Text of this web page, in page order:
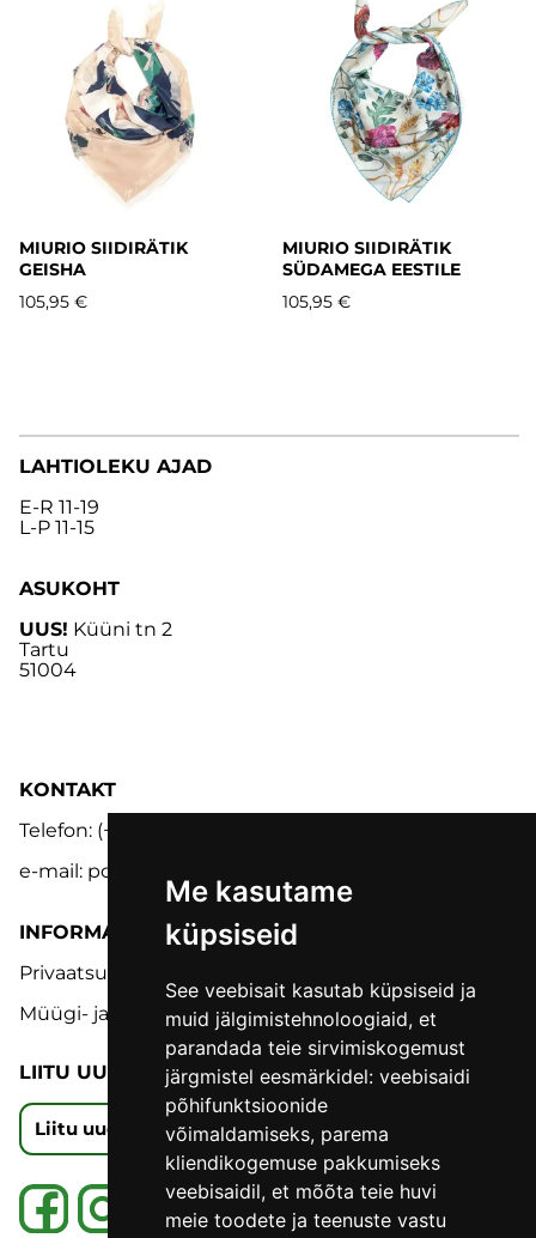
Me kasutame
küpsiseid
See veebisait kasutab küpsiseid ja
muid jälgimistehnoloogiaid, et
parandada teie sirvimiskogemust
järgmistel eesmärkidel: veebisaidi
põhifunktsioonide
võimaldamiseks, parema
kliendikogemuse pakkumiseks
veebisaidil, et mõõta teie huvi
meie toodete ja teenuste vastu
MIURIO SIIDIRÄTIK
GEISHA
105,95 €
MIURIO SIIDIRÄTIK
SÜDAMEGA EESTILE
105,95 €
LAHTIOLEKU AJAD
E-R 11-19
L-P 11-15
ASUKOHT
UUS! Küüni tn 2
Tartu
51004
KONTAKT
Telefon: (+372) 5302 9848
e-mail: pood@lmk.ee
INFORMATSIOON
Privaatsuspoliitika
Müügi- ja tagastustingimused
LIITU UUDISKIRJAGA
Liitu uudiskirjaga